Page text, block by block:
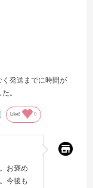
発送までに時間が
。
Like! 0
お褒め
今後も